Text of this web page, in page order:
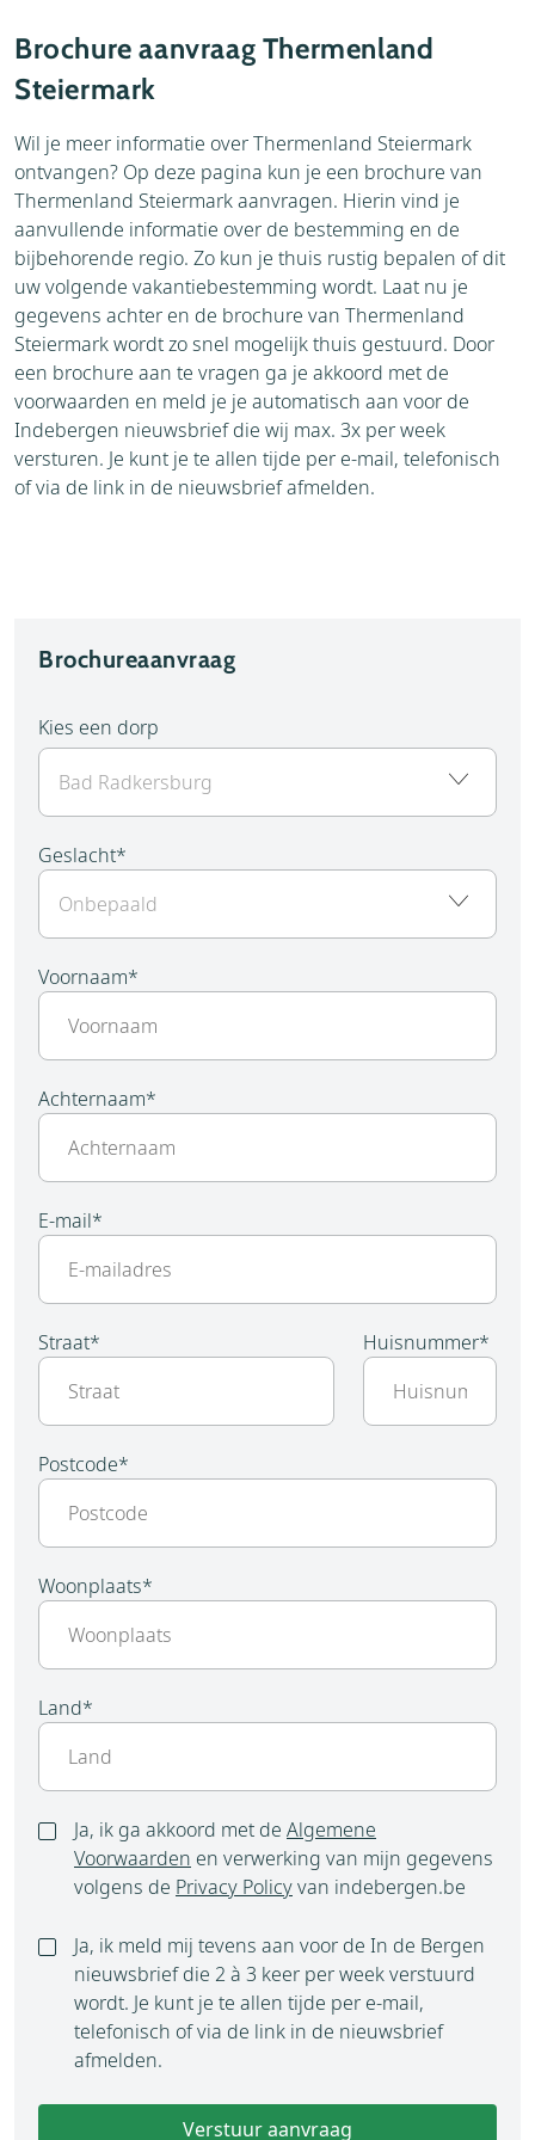
Weer
Aanvraag
Thema's
Bezienswaardigheden
Brochure aanvraag Thermenland
Steiermark
Wil je meer informatie over Thermenland Steiermark
ontvangen? Op deze pagina kun je een brochure van
Thermenland Steiermark aanvragen. Hierin vind je
aanvullende informatie over de bestemming en de
bijbehorende regio. Zo kun je thuis rustig bepalen of dit
uw volgende vakantiebestemming wordt. Laat nu je
gegevens achter en de brochure van Thermenland
Steiermark wordt zo snel mogelijk thuis gestuurd. Door
een brochure aan te vragen ga je akkoord met de
voorwaarden en meld je je automatisch aan voor de
Indebergen nieuwsbrief die wij max. 3x per week
versturen. Je kunt je te allen tijde per e-mail, telefonisch
of via de link in de nieuwsbrief afmelden.
Brochureaanvraag
Kies een dorp
Geslacht*
Voornaam*
Achternaam*
E-mail*
Straat* Huisnummer*
Postcode*
Woonplaats*
Land*
Ja, ik ga akkoord met de Algemene
Voorwaarden en verwerking van mijn gegevens
volgens de Privacy Policyvan indebergen.be
Ja, ik meld mij tevens aan voor de In de Bergen
nieuwsbrief die 2 à 3 keer per week verstuurd
wordt. Je kunt je te allen tijde per e-mail,
telefonisch of via de link in de nieuwsbrief
afmelden.
Verstuur aanvraag